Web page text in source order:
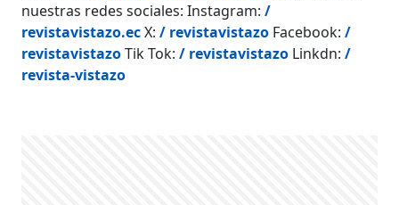
nuestras redes sociales: Instagram:/
revistavistazo.ecX:/ revistavistazo Facebook:/
revistavistazoTik Tok:/ revistavistazo Linkdn:/
revista-vistazo